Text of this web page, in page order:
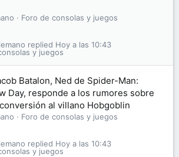
Foro de consolas y juegos
y juegos
Hoy a las 10:43
Batalon, Ned de Spider-Man:
Day, responde a los rumores sobre
al villano Hobgoblin
Foro de consolas y juegos
y juegos
Hoy a las 10:43